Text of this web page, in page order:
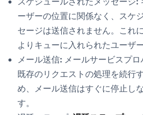
ーザーの位置に関係なく、スケ
セージは送信されません。これ
よりキューに入れられたユーザ
メール送信: メールサービスプ
既存のリクエストの処理を続行
め、メール送信はすぐに停止し
す。